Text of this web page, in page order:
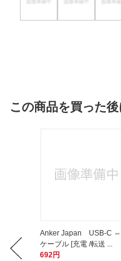
この商品を買った
Anker Japan USB-C ⇔
ケーブル [充電 /転送 ...
692円